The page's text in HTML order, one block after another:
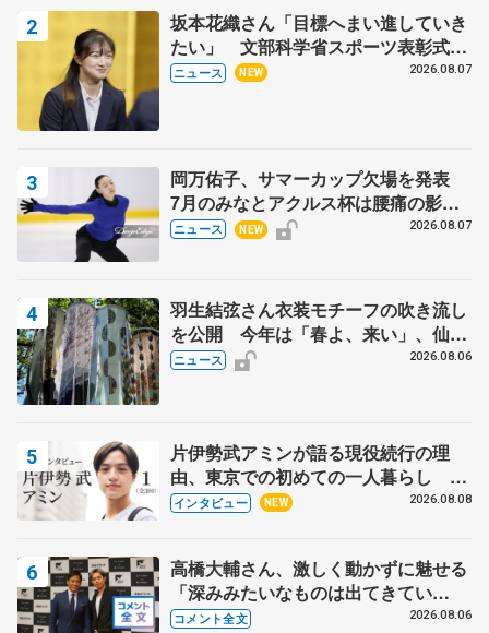
坂本花織さん「目標へまい進していき
たい」 文部科学省スポーツ表彰式で
代表謝辞
ニュース NEW 2026.08.07
岡万佑子、サマーカップ欠場を発表
7月のみなとアクルス杯は腰痛の影響
で
ニュース NEW 2026.08.07
羽生結弦さん衣装モチーフの吹き流し
を公開 今年は「春よ、来い」、仙台
の瑞鳳殿
ニュース 2026.08.06
片伊勢武アミンが語る現役続行の理
由、東京での初めての一人暮らし 注
目スケーターの「今」に迫る
インタビュー NEW 2026.08.08
高橋大輔さん、激しく動かずに魅せる
「深みみたいなものは出てきてい
る？」 〝兄さん〟と慕うレジェンド
コメント全文 2026.08.06